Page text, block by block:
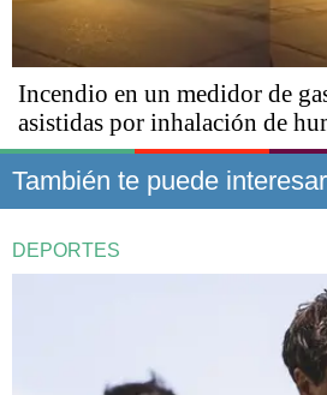
Incendio en un medidor de
asistidas por inhalación de
También te puede interesar
DEPORTES